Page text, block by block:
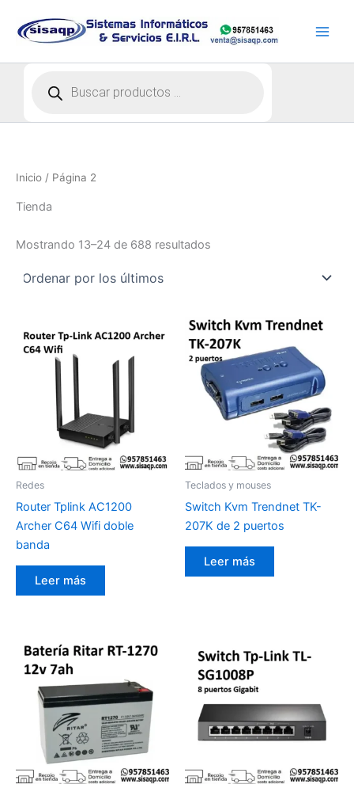
contenido
Inicio / Página 2
Tienda
Mostrando 13–24 de 688 resultados
Redes
Router Tplink AC1200
Archer C64 Wifi doble
banda
Leer más
Teclados y mouses
Switch Kvm Trendnet TK-
207K de 2 puertos
Leer más